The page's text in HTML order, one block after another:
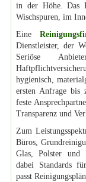
in der Höhe. Das
Wischspuren, im
Eine
Dienstleister, der
Seriöse
hygienisch,
ersten Anfrage bis
feste
Transparenz und
Zum
Büros,
Glas, Polster und
dabei Standards
passt